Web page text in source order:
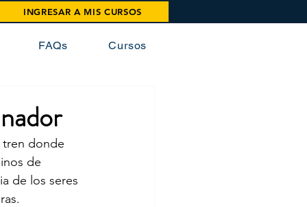
INGRESAR A MIS CURSOS
FAQs Cursos
tren donde
de
de los seres